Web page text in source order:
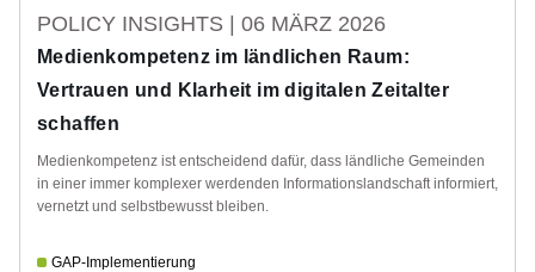
POLICY INSIGHTS | 06 MÄRZ 2026
Medienkompetenz im ländlichen Raum:
Vertrauen und Klarheit im digitalen Zeitalter
schaffen
Medienkompetenz ist entscheidend dafür, dass ländliche Gemeinden
in einer immer komplexer werdenden Informationslandschaft informiert,
vernetzt und selbstbewusst bleiben.
GAP-Implementierung